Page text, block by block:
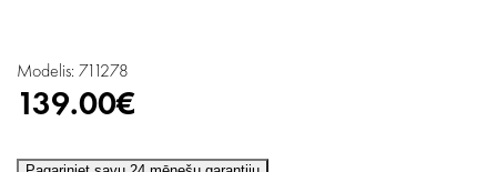
Modelis: 711278
139.00€